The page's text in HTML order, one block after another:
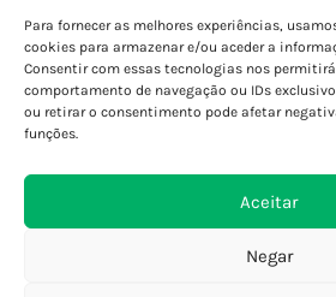
Para fornecer as melhores experiências,
cookies para armazenar e/ou aceder a
Consentir com essas tecnologias nos
comportamento de navegação ou IDs
ou retirar o consentimento pode afetar
funções.
Aceitar
Negar
Porto - Boavista
Porto - Foz
Porto - S. João
Viana do Castelo
SAIBA MAIS
Política de Privacidade